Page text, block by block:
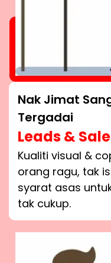
Nak Jimat
Tergadai
Leads &
Kualiti visual &
orang ragu, tak
syarat asas
tak cukup.